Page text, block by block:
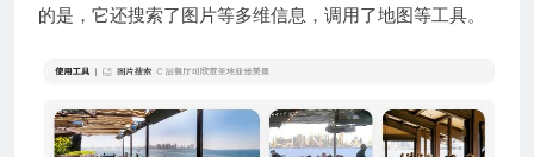
的是，它还搜索了图片等多维信息，调用了地图等工具。